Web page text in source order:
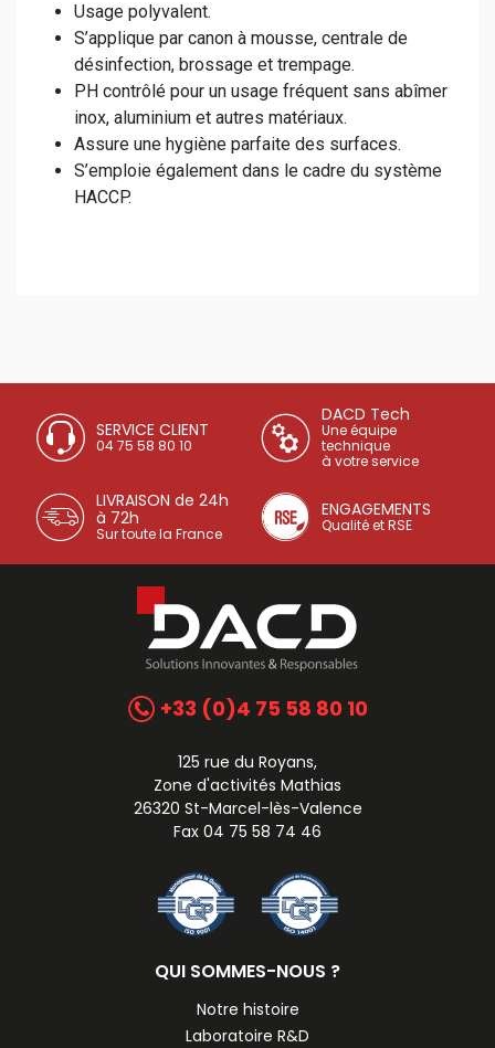
Usage polyvalent.
S’applique par canon à mousse, centrale de
désinfection, brossage et trempage.
PH contrôlé pour un usage fréquent sans abîmer
inox, aluminium et autres matériaux.
Assure une hygiène parfaite des surfaces.
S’emploie également dans le cadre du système
HACCP.
SERVICE CLIENT
04 75 58 80 10
DACD Tech
Une équipe
technique
à votre service
LIVRAISON de 24h
à 72h
Sur toute la France
ENGAGEMENTS
Qualité et RSE
+33 (0)4 75 58 80 10
125 rue du Royans,
Zone d'activités Mathias
26320 St-Marcel-lès-Valence
Fax 04 75 58 74 46
QUI SOMMES-NOUS ?
Notre histoire
Laboratoire R&D